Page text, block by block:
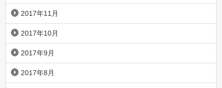
2017年11月
2017年10月
2017年9月
2017年8月